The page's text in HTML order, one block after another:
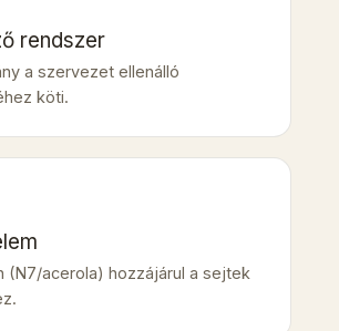
rendszer
a szervezet ellenálló
köti.
(N7/acerola) hozzájárul a sejtek